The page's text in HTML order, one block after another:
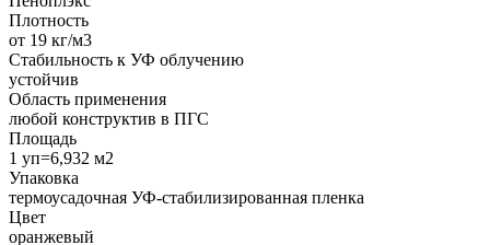
Плотность
от 19 кг/м3
Стабильность к УФ облучению
устойчив
Область применения
любой конструктив в ПГС
Площадь
1 уп=6,932 м2
Упаковка
термоусадочная УФ-стабилизированная пленка
Цвет
оранжевый